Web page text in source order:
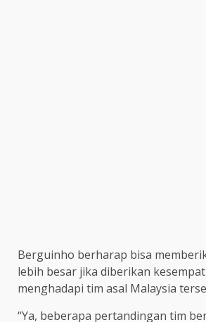
Berguinho berharap bisa
lebih besar jika diberikan
menghadapi tim asal Malaysia
“Ya, beberapa pertandingan tim